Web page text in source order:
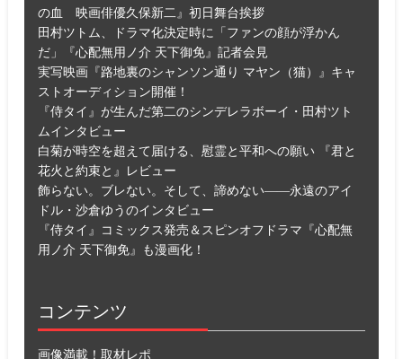
の血 映画俳優久保新二』初日舞台挨拶
田村ツトム、ドラマ化決定時に「ファンの顔が浮かん
だ」『心配無用ノ介 天下御免』記者会見
実写映画『路地裏のシャンソン通り マヤン（猫）』キャ
ストオーディション開催！
『侍タイ』が生んだ第二のシンデレラボーイ・田村ツト
ムインタビュー
白菊が時空を超えて届ける、慰霊と平和への願い 『君と
花火と約束と』レビュー
飾らない。ブレない。そして、諦めない――永遠のアイ
ドル・沙倉ゆうのインタビュー
『侍タイ』コミックス発売＆スピンオフドラマ『心配無
用ノ介 天下御免』も漫画化！
コンテンツ
画像満載！取材レポ